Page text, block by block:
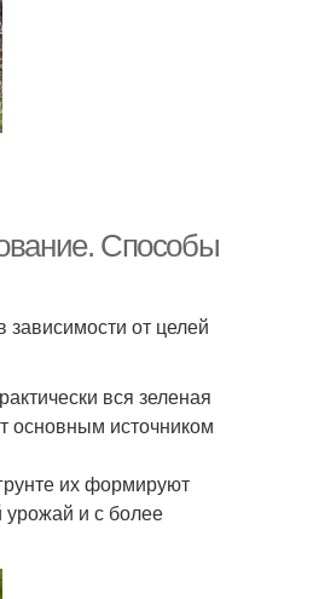
Способы
от целей
вся зеленая
основным источником
их формируют
урожай и с более